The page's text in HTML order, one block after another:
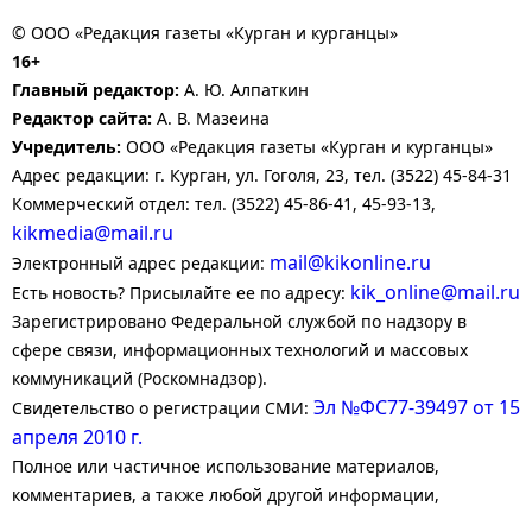
© ООО «Редакция газеты «Курган и курганцы»
16+
Главный редактор: А. Ю. Алпаткин
Редактор сайта: А. В. Мазеина
Учредитель: ООО «Редакция газеты «Курган и курганцы»
Адрес редакции: г. Курган, ул. Гоголя, 23, тел. (3522) 45-84-31
Коммерческий отдел: тел. (3522) 45-86-41, 45-93-13,
kikmedia@mail.ru
Электронный адрес редакции: mail@kikonline.ru
Есть новость? Присылайте ее по адресу: kik_online@mail.ru
Зарегистрировано Федеральной службой по надзору в
сфере связи, информационных технологий и массовых
коммуникаций (Роскомнадзор).
Свидетельство о регистрации СМИ: Эл №ФС77-39497 от 15
апреля 2010 г.
Полное или частичное использование материалов,
комментариев, а также любой другой информации,